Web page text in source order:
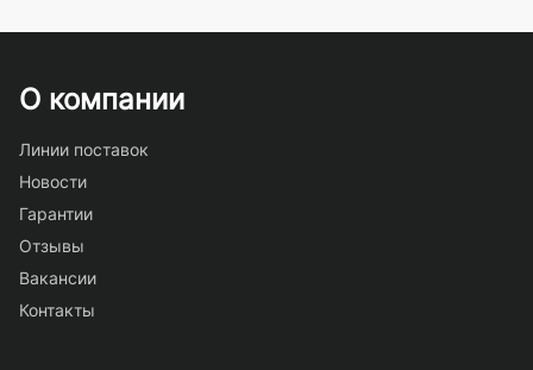
О компании
Линии поставок
Новости
Гарантии
Отзывы
Вакансии
Контакты